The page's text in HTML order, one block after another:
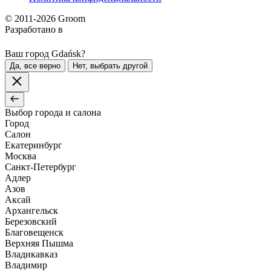
© 2011-2026 Groom
Разработано в
Ваш город Gdańsk?
Да, все верно Нет, выбрать другой
Выбор города и салона
Город
Салон
Екатеринбург
Москва
Санкт-Петербург
Адлер
Азов
Аксай
Архангельск
Березовский
Благовещенск
Верхняя Пышма
Владикавказ
Владимир